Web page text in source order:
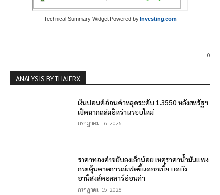
Technical Summary Widget Powered by Investing.com
0
ANALYSIS BY THAIFRX
เงินปอนด์อ่อนค่าหลุดระดับ 1.3550 หลังสหรัฐฯ
เปิดฉากถล่มอิหร่านรอบใหม่
กรกฎาคม 16, 2026
ราคาทองคำขยับลงเล็กน้อย เหตุราคาน้ำมันแพง
กระตุ้นคาดการณ์เฟดขึ้นดอกเบี้ย บดบัง
อานิสงส์ดอลลาร์อ่อนค่า
กรกฎาคม 15, 2026